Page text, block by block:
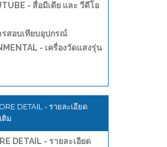
- สื่อมีเดีย และ วีดีโอ
รสอบเทียบอุปกรณ์
- เครื่องวัดแสงรุ่น
DETAIL - รายละเอียด
ติม
DETAIL - รายละเอียด